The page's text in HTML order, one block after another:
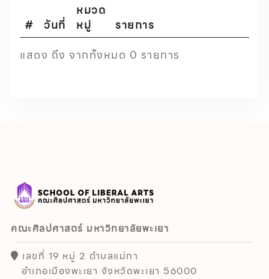
#
วันที่
หมวด
หมู่
รายการ
แสดง ถึง จากทั้งหมด 0 รายการ
คณะศิลปศาสตร์ มหาวิทยาลัยพะเยา
เลขที่ 19 หมู่ 2 ตำบลแม่กา
อำเภอเมืองพะเยา จังหวัดพะเยา 56000